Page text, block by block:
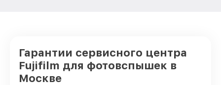
Гарантии сервисного центра
Fujifilm для фотовспышек в
Москве